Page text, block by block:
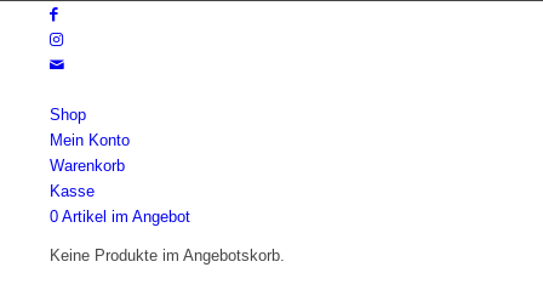
Shop
Mein Konto
Warenkorb
Kasse
0 Artikel im Angebot
Keine Produkte im Angebotskorb.